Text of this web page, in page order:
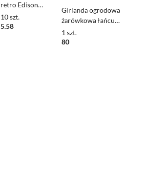
retro Edison
Filament LED 1W
G45 E27 2300K
10szt.
5.58
Girlanda ogrodowa
żarówkowa łańcuch
10m 10pkt oprawa
do żarówek E27
1 szt.
80